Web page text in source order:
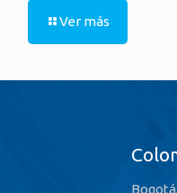
Ver más